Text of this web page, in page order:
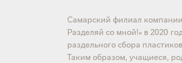
Самарский филиал
Разделяй со мной!» в 2020
раздельного сбора
Таким образом, учащиеся,